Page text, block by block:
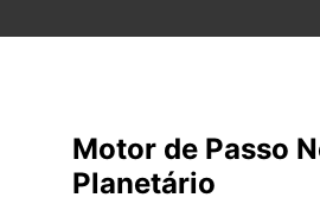
Motor de Passo
Planetário